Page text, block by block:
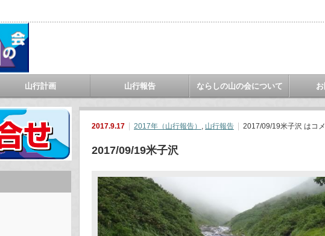
山行計画 山行報告 ならしの山の会について
2017.9.17 2017年（山行報告） , 山行報告 2017/09/19米子沢 はコ
2017/09/19米子沢